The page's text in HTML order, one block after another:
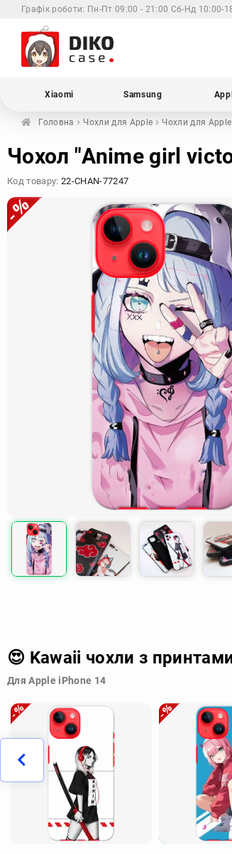
Графік роботи: Пн-Пт 09:00 - 21:00 Сб-Нд 10:00-
Xiaomi Samsung
Головна Чохли для Apple Чохли для Apple
Чохол "Anime girl
Код товару: 22-CHAN-77247
😍 Kawaii чохли з
Для Apple iPhone 14